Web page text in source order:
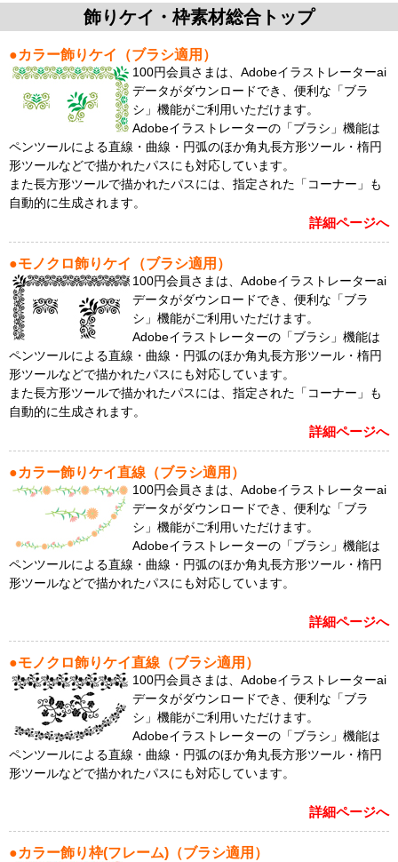
飾りケイ・枠素材総合トップ
●カラー飾りケイ（ブラシ適用）
100円会員さまは、Adobeイラストレーターai
データがダウンロードでき、便利な「ブラ
シ」機能がご利用いただけます。
Adobeイラストレーターの「ブラシ」機能は
ペンツールによる直線・曲線・円弧のほか角丸長方形ツール・楕円
形ツールなどで描かれたパスにも対応しています。
また長方形ツールで描かれたパスには、指定された「コーナー」も
自動的に生成されます。
詳細ページへ
●モノクロ飾りケイ（ブラシ適用）
100円会員さまは、Adobeイラストレーターai
データがダウンロードでき、便利な「ブラ
シ」機能がご利用いただけます。
Adobeイラストレーターの「ブラシ」機能は
ペンツールによる直線・曲線・円弧のほか角丸長方形ツール・楕円
形ツールなどで描かれたパスにも対応しています。
また長方形ツールで描かれたパスには、指定された「コーナー」も
自動的に生成されます。
詳細ページへ
●カラー飾りケイ直線（ブラシ適用）
100円会員さまは、Adobeイラストレーターai
データがダウンロードでき、便利な「ブラ
シ」機能がご利用いただけます。
Adobeイラストレーターの「ブラシ」機能は
ペンツールによる直線・曲線・円弧のほか角丸長方形ツール・楕円
形ツールなどで描かれたパスにも対応しています。
詳細ページへ
●モノクロ飾りケイ直線（ブラシ適用）
100円会員さまは、Adobeイラストレーターai
データがダウンロードでき、便利な「ブラ
シ」機能がご利用いただけます。
Adobeイラストレーターの「ブラシ」機能は
ペンツールによる直線・曲線・円弧のほか角丸長方形ツール・楕円
形ツールなどで描かれたパスにも対応しています。
詳細ページへ
●カラー飾り枠(フレーム)（ブラシ適用）